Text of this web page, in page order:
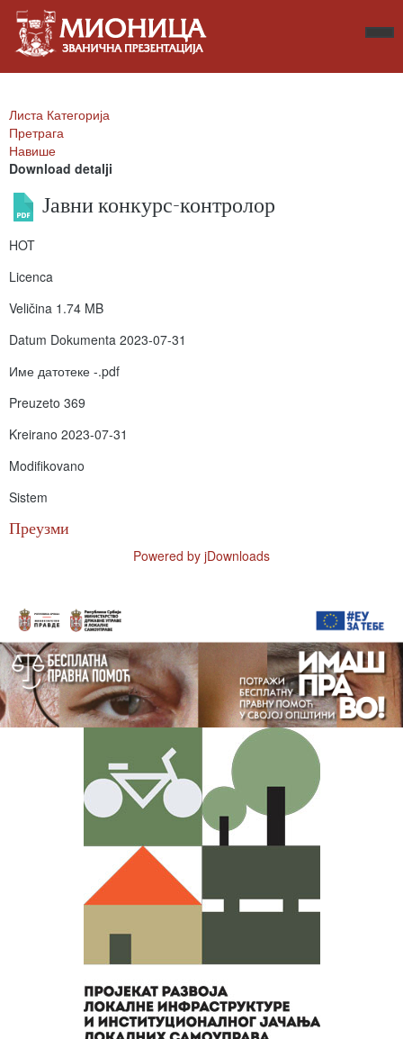
Листа Категорија
Претрага
Навише
Download detalji
Јавни конкурс-контролор
HOT
Licenca
Veličina 1.74 MB
Datum Dokumenta 2023-07-31
Име датотеке -.pdf
Preuzeto 369
Kreirano 2023-07-31
Modifikovano
Sistem
Преузми
Powered by jDownloads